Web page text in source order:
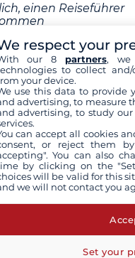
einen Reiseführer
die
Wenn die
oder auf
kann das Boot
m von einem
da
verfügen
enthalten sind, sind
respect your
our 8 partners, we
to collect
your device.
use this data to provide
advertising, to measure
advertising, to study
can accept all cookies
or reject them
You can also
by clicking on the
will be valid for this
we will not contact you
Set your